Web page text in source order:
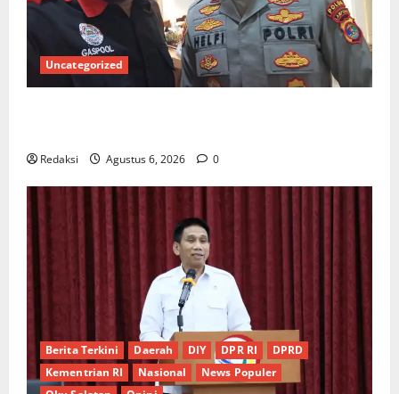
Uncategorized
Redaksi Agustus 6, 2026 0
Berita Terkini Daerah DIY DPR RI
DPRD
Kementrian RI
Nasional
News Populer